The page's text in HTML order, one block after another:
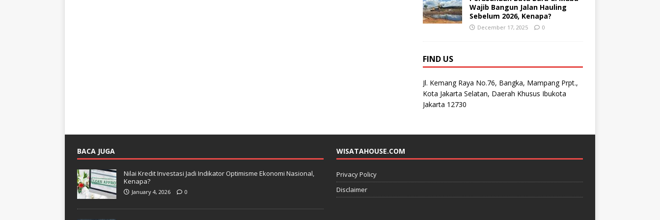
Wajib Bangun Jalan Hauling
Sebelum 2026, Kenapa?
December 17, 2025 0
FIND US
Jl. Kemang Raya No.76, Bangka, Mampang Prpt.,
Kota Jakarta Selatan, Daerah Khusus Ibukota
Jakarta 12730
BACA JUGA
Nilai Kredit Investasi Jadi Indikator Optimisme Ekonomi Nasional,
Kenapa?
January 4, 2026 0
WISATAHOUSE.COM
Privacy Policy
Disclaimer